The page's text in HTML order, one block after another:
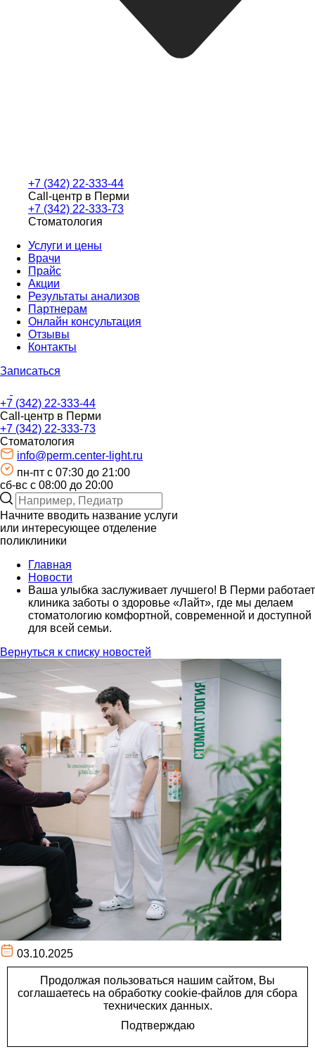
+7 (342) 22-333-44
Call-центр в Перми
+7 (342) 22-333-73
Стоматология
Услуги и цены
Врачи
Прайс
Акции
Результаты анализов
Партнерам
Онлайн консультация
Отзывы
Контакты
Записаться
+7 (342) 22-333-44
Call-центр в Перми
+7 (342) 22-333-73
Стоматология
info@perm.center-light.ru
пн-пт c 07:30 до 21:00
сб-вс с 08:00 до 20:00
Начните вводить название услуги
или интересующее отделение
поликлиники
Главная
Новости
Ваша улыбка заслуживает лучшего! В Перми работает
клиника заботы о здоровье «Лайт», где мы делаем
стоматологию комфортной, современной и доступной
для всей семьи.
Вернуться к списку новостей
03.10.2025
Ваша улыбка заслуживает
лучшего! В Перми работает
клиника заботы о здоровье